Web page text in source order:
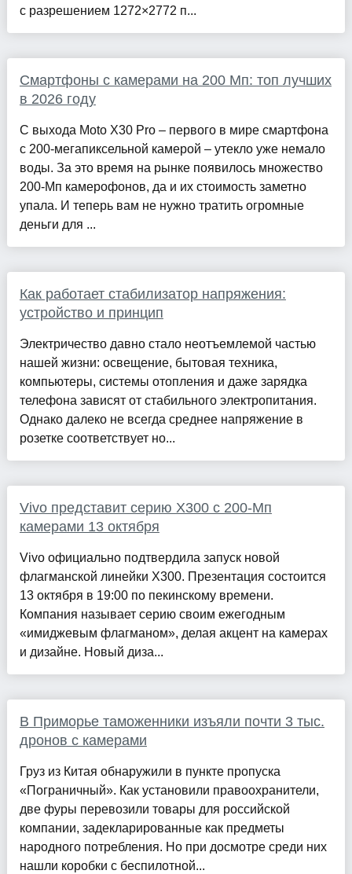
с разрешением 1272×2772 п...
Смартфоны с камерами на 200 Мп: топ лучших
в 2026 году
С выхода Moto X30 Pro – первого в мире смартфона
с 200-мегапиксельной камерой – утекло уже немало
воды. За это время на рынке появилось множество
200-Мп камерофонов, да и их стоимость заметно
упала. И теперь вам не нужно тратить огромные
деньги для ...
Как работает стабилизатор напряжения:
устройство и принцип
Электричество давно стало неотъемлемой частью
нашей жизни: освещение, бытовая техника,
компьютеры, системы отопления и даже зарядка
телефона зависят от стабильного электропитания.
Однако далеко не всегда среднее напряжение в
розетке соответствует но...
Vivo представит серию X300 с 200-Мп
камерами 13 октября
Vivo официально подтвердила запуск новой
флагманской линейки X300. Презентация состоится
13 октября в 19:00 по пекинскому времени.
Компания называет серию своим ежегодным
«имиджевым флагманом», делая акцент на камерах
и дизайне. Новый диза...
В Приморье таможенники изъяли почти 3 тыс.
дронов с камерами
Груз из Китая обнаружили в пункте пропуска
«Пограничный». Как установили правоохранители,
две фуры перевозили товары для российской
компании, задекларированные как предметы
народного потребления. Но при досмотре среди них
нашли коробки с беспилотной...